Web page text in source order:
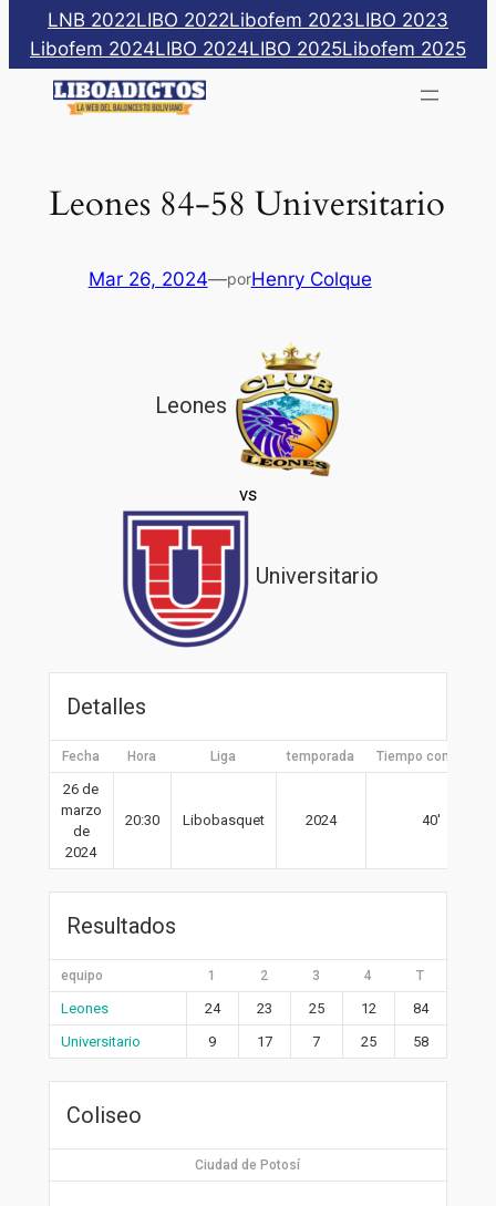
Saltar
contenido
LNB 2022LIBO 2022Libofem 2023LIBO 2023
Libofem 2024LIBO 2024LIBO 2025Libofem 2025
Leones 84-58 Universitario
Mar 26, 2024—porHenry Colque
Leones
vs
Universitario
Detalles
Fecha Hora Liga temporada Tiempo completo
26 de
marzo
de
2024
20:30 Libobasquet 2024 40′
Resultados
equipo 1 2 3 4 T
Leones 24 23 25 12
84
Universitario
9 17 7 25 58
Coliseo
Ciudad de Potosí